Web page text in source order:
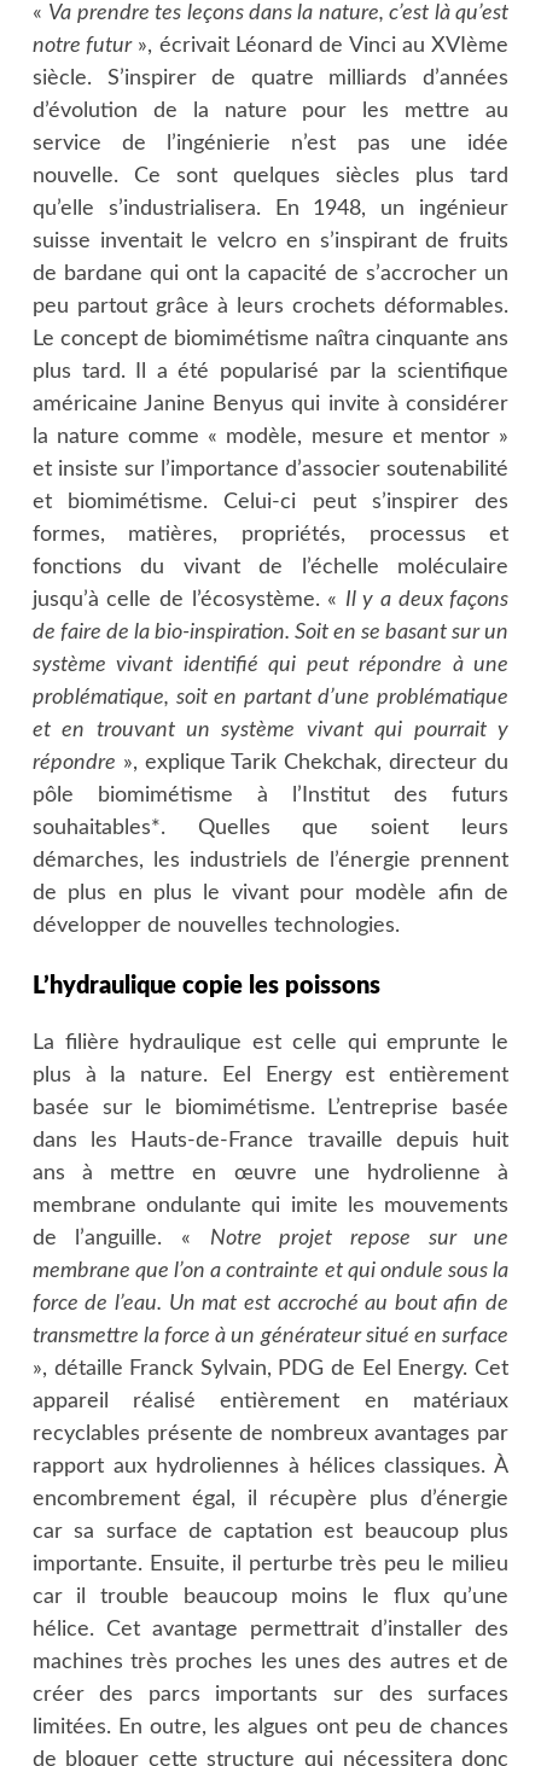
« Va prendre tes leçons dans la nature, c’est là qu’est
notre futur», écrivait Léonard de Vinci au XVIème
siècle. S’inspirer de quatre milliards d’années
d’évolution de la nature pour les mettre au
service de l’ingénierie n’est pas une idée
nouvelle. Ce sont quelques siècles plus tard
qu’elle s’industrialisera. En 1948, un ingénieur
suisse inventait le velcro en s’inspirant de fruits
de bardane qui ont la capacité de s’accrocher un
peu partout grâce à leurs crochets déformables.
Le concept de biomimétisme naîtra cinquante ans
plus tard. Il a été popularisé par la scientifique
américaine Janine Benyus qui invite à considérer
la nature comme « modèle, mesure et mentor »
et insiste sur l’importance d’associer soutenabilité
et biomimétisme. Celui-ci peut s’inspirer des
formes, matières, propriétés, processus et
fonctions du vivant de l’échelle moléculaire
jusqu’à celle de l’écosystème. « Il y a deux façons
de faire de la bio-inspiration. Soit en se basant sur un
système vivant identifié qui peut répondre à une
problématique, soit en partant d’une problématique
et en trouvant un système vivant qui pourrait y
répondre », explique Tarik Chekchak, directeur du
pôle biomimétisme à l’Institut des futurs
souhaitables*. Quelles que soient leurs
démarches, les industriels de l’énergie prennent
de plus en plus le vivant pour modèle afin de
développer de nouvelles technologies.
L’hydraulique copie les poissons
La filière hydraulique est celle qui emprunte le
plus à la nature. Eel Energy est entièrement
basée sur le biomimétisme. L’entreprise basée
dans les Hauts-de-France travaille depuis huit
ans à mettre en œuvre une hydrolienne à
membrane ondulante qui imite les mouvements
de l’anguille. « Notre projet repose sur une
membrane que l’on a contrainte et qui ondule sous la
force de l’eau. Un mat est accroché au bout afin de
transmettre la force à un générateur situé en surface
», détaille Franck Sylvain, PDG de Eel Energy. Cet
appareil réalisé entièrement en matériaux
recyclables présente de nombreux avantages par
rapport aux hydroliennes à hélices classiques. À
encombrement égal, il récupère plus d’énergie
car sa surface de captation est beaucoup plus
importante. Ensuite, il perturbe très peu le milieu
car il trouble beaucoup moins le flux qu’une
hélice. Cet avantage permettrait d’installer des
machines très proches les unes des autres et de
créer des parcs importants sur des surfaces
limitées. En outre, les algues ont peu de chances
de bloquer cette structure qui nécessitera donc